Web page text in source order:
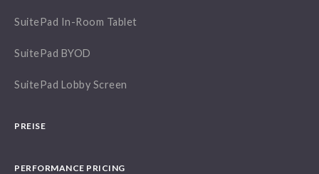
SuitePad In-Room Tablet
SuitePad BYOD
SuitePad Lobby Screen
PREISE
PERFORMANCE PRICING